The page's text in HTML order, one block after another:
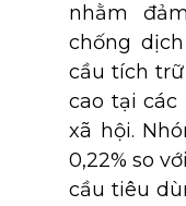
nhằm
chống
cầu tích
cao tại
xã hội.
0,22% so
cầu tiêu